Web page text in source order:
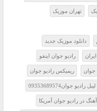
تهران موزيک
دانلود موزيک جديد
راديو جوان اينفو
جوان ريميکس راديو جوان
ليبل راديو جوان09353689574
در راديو جوان آمريکا